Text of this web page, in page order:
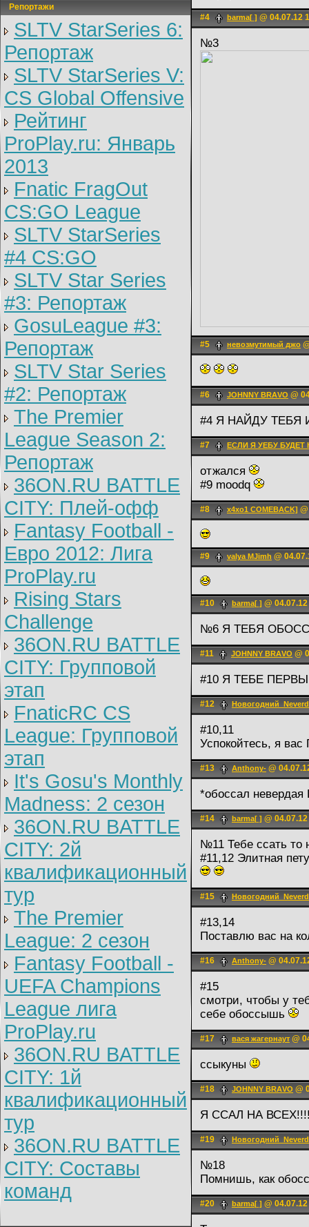
Репортажи
SLTV StarSeries 6:
Репортаж
SLTV StarSeries V:
CS Global Offensive
Рейтинг
ProPlay.ru: Январь
2013
Fnatic FragOut
CS:GO League
SLTV StarSeries
#4 CS:GO
SLTV Star Series
#3: Репортаж
GosuLeague #3:
Репортаж
SLTV Star Series
#2: Репортаж
The Premier
League Season 2:
Репортаж
36ON.RU BATTLE
CITY: Плей-офф
Fantasy Football -
Евро 2012: Лига
ProPlay.ru
Rising Stars
Challenge
36ON.RU BATTLE
CITY: Групповой
этап
FnaticRC CS
League: Групповой
этап
It's Gosu's Monthly
Madness: 2 сезон
36ON.RU BATTLE
CITY: 2й
квалификационный
тур
The Premier
League: 2 cезон
Fantasy Football -
UEFA Champions
League лига
ProPlay.ru
36ON.RU BATTLE
CITY: 1й
квалификационный
тур
36ON.RU BATTLE
CITY: Составы
команд
#4 barma[ ] @ 04.07.12
№3
#5 невозмутимый джо
#6 JOHNNY BRАVO @
#4 Я НАЙДУ ТЕБЯ
#7 ЕСЛИ Я УЕБУ БУДЕТ
отжался
#9 moodq
#8 x4xo1 COMEBACK]
#9 valya MJimh @
#10 barma[ ] @
№6 Я ТЕБЯ
#11 JOHNNY BRАVO @
#10 Я ТЕБЕ
#12
#10,11
Успокойтесь, я
#13 Anthony- @
*обоссал
#14 barma[ ] @
№11 Тебе ссать то
#11,12 Элитная
#15
#13,14
Поставлю вас на
#16 Anthony- @
#15
смотри, чтобы у
себе обоссышь
#17 вася жагернаут @
ссыкуны
#18 JOHNNY BRАVO @
Я ССАЛ НА
#19
№18
Помнишь, как
#20 barma[ ] @